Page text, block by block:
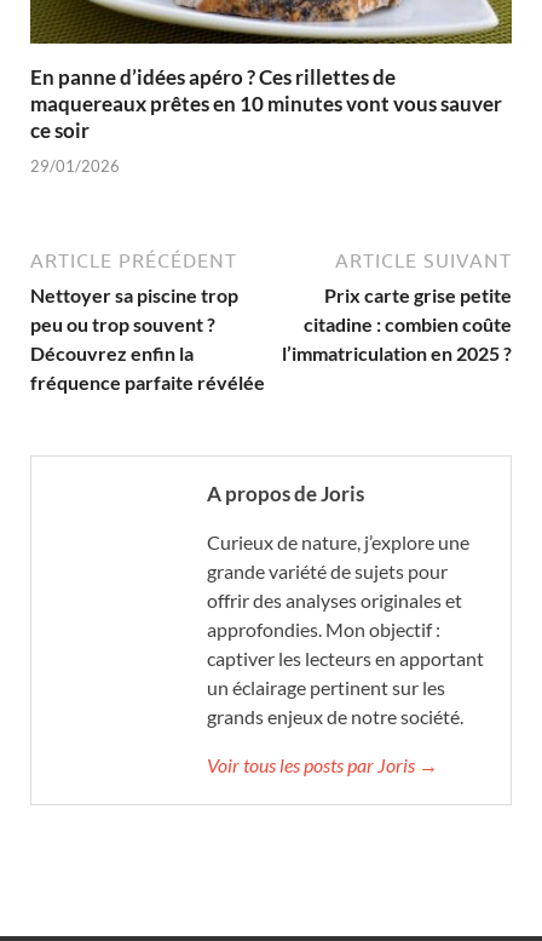
En panne d’idées apéro ? Ces rillettes de
maquereaux prêtes en 10 minutes vont vous sauver
ce soir
29/01/2026
ARTICLE PRÉCÉDENT
Nettoyer sa piscine trop
peu ou trop souvent ?
Découvrez enfin la
fréquence parfaite révélée
ARTICLE SUIVANT
Prix carte grise petite
citadine : combien coûte
l’immatriculation en 2025 ?
A propos de Joris
Curieux de nature, j’explore une
grande variété de sujets pour
offrir des analyses originales et
approfondies. Mon objectif :
captiver les lecteurs en apportant
un éclairage pertinent sur les
grands enjeux de notre société.
Voir tous les posts par Joris →